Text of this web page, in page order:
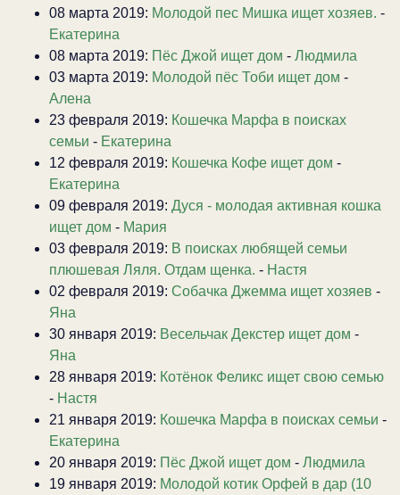
08 марта 2019: Молодой пес Мишка ищет хозяев. -
Екатерина
08 марта 2019: Пёс Джой ищет дом - Людмила
03 марта 2019: Молодой пёс Тоби ищет дом -
Алена
23 февраля 2019: Кошечка Марфа в поисках
семьи - Екатерина
12 февраля 2019: Кошечка Кофе ищет дом -
Екатерина
09 февраля 2019: Дуся - молодая активная кошка
ищет дом - Мария
03 февраля 2019: В поисках любящей семьи
плюшевая Ляля. Отдам щенка. - Настя
02 февраля 2019: Собачка Джемма ищет хозяев -
Яна
30 января 2019: Весельчак Декстер ищет дом -
Яна
28 января 2019: Котёнок Феликс ищет свою семью
- Настя
21 января 2019: Кошечка Марфа в поисках семьи -
Екатерина
20 января 2019: Пёс Джой ищет дом - Людмила
19 января 2019: Молодой котик Орфей в дар (10